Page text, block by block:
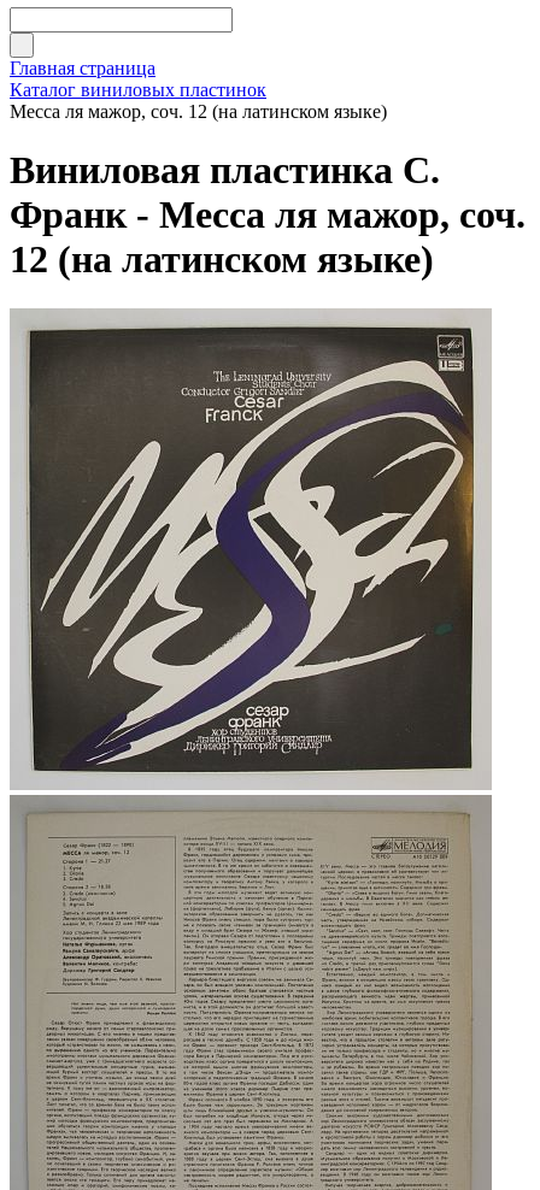
Главная страница
Каталог виниловых пластинок
Месса ля мажор, соч. 12 (на латинском языке)
Виниловая пластинка С.
Франк - Месса ля мажор, соч.
12 (на латинском языке)